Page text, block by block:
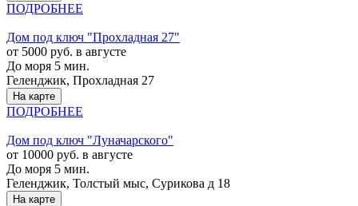
ПОДРОБНЕЕ
Дом под ключ "Прохладная 27"
от 5000 руб. в августе
До моря 5 мин.
Геленджик, Прохладная 27
На карте
ПОДРОБНЕЕ
Дом под ключ "Луначарского"
от 10000 руб. в августе
До моря 5 мин.
Геленджик, Толстый мыс, Сурикова д 18
На карте